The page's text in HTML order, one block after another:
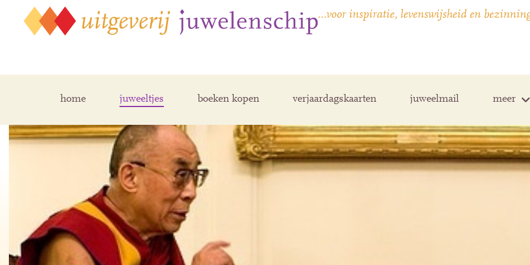
…voor inspiratie, levenswijsheid en
home juweeltjes boeken kopen verjaardagskaarten juweelmail meer